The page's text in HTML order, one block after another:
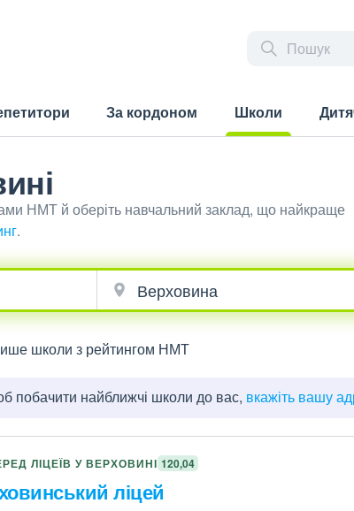
За кордоном
Школи
НМТ й оберіть навчальний заклад, що найкраще
.
школи з рейтингом НМТ
побачити найближчі школи до вас, вкажіть вашу
ЛІЦЕЇВ У ВЕРХОВИНІ 120,04
ліцей